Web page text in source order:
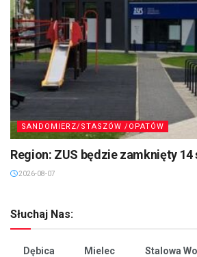
SANDOMIERZ/STASZÓW /OPATÓW
Region: ZUS będzie zamknięty 14
2026-08-07
Słuchaj Nas:
Dębica Mielec Stalowa